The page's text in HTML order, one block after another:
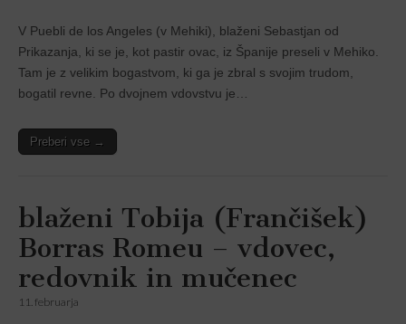
V Puebli de los Angeles (v Mehiki), blaženi Sebastjan od
Prikazanja, ki se je, kot pastir ovac, iz Španĳe preseli v Mehiko.
Tam je z velikim bogastvom, ki ga je zbral s svojim trudom,
bogatil revne. Po dvojnem vdovstvu je…
Preberi vse →
blaženi Tobija (Frančišek)
Borras Romeu – vdovec,
redovnik in mučenec
11. februarja